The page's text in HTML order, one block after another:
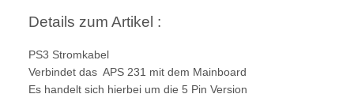
Details zum Artikel :
PS3 Stromkabel
Verbindet das APS 231 mit dem Mainboard
Es handelt sich hierbei um die 5 Pin Version